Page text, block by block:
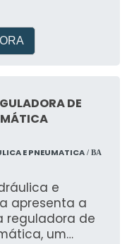
DE
E PNEUMATICA/ BA
e
apresenta a
reguladora de
um